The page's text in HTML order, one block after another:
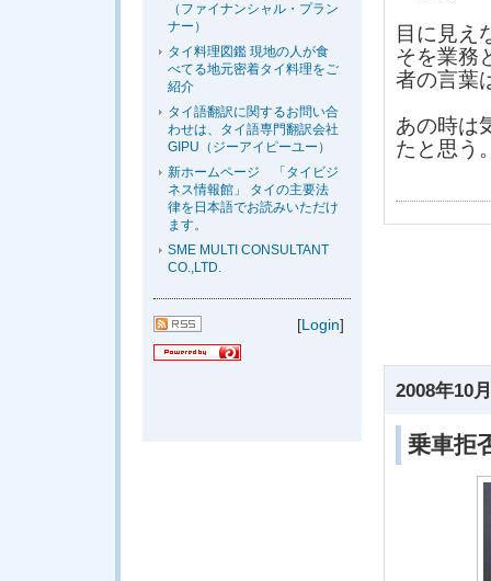
目に見え
そを業務
者の言葉
あの時は
たと思う
2008年10
乗車
（ファイナンシャル・プラン
ナー）
タイ料理図鑑 現地の人が食
べてる地元密着タイ料理をご
紹介
タイ語翻訳に関するお問い合
わせは、タイ語専門翻訳会社
GIPU（ジーアイピーユー）
新ホームページ 「タイビジ
ネス情報館」 タイの主要法
律を日本語でお読みいただけ
ます。
SME MULTI CONSULTANT
CO.,LTD.
[Login]